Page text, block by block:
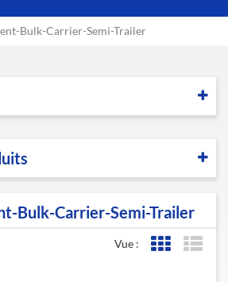
Bulk-Carrier-Semi-Trailer
Bulk-Carrier-Semi-Trailer
Vue : Affichage